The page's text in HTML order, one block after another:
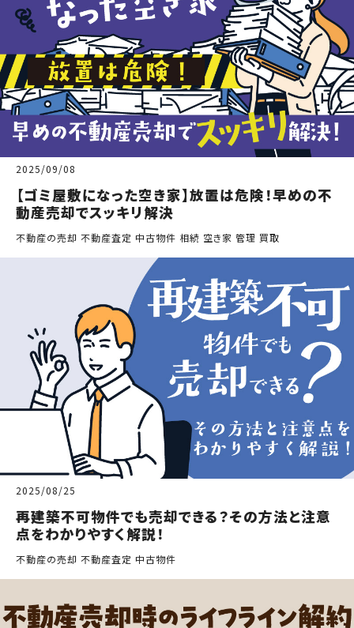
2025/09/08
【ゴミ屋敷になった空き家】放置は危険！早めの不
動産売却でスッキリ解決
不動産の売却 不動産査定 中古物件 相続 空き家 管理 買取
2025/08/25
再建築不可物件でも売却できる？その方法と注意
点をわかりやすく解説！
不動産の売却 不動産査定 中古物件